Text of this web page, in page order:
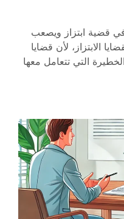
قضية ابتزاز ويصعب
الابتزاز، لأن قضايا
الخطيرة التي تتعامل معها